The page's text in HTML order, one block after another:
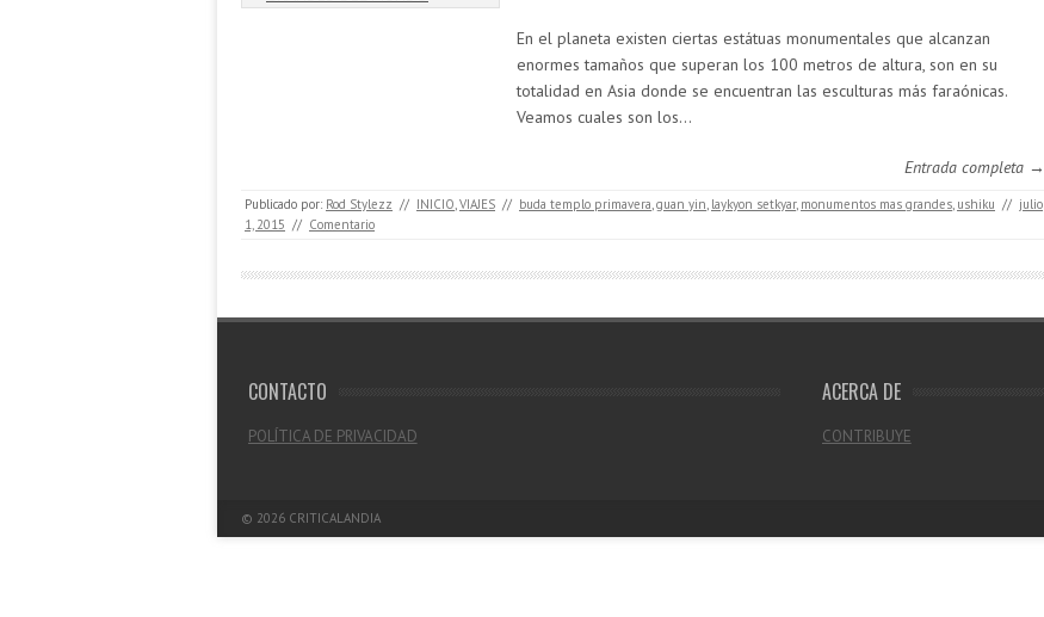
En el planeta existen ciertas estátuas monumentales que alcanzan
enormes tamaños que superan los 100 metros de altura, son en su
totalidad en Asia donde se encuentran las esculturas más faraónicas.
Veamos cuales son los…
Entrada completa →
Publicado por: Rod Stylezz // INICIO,VIAJES // buda templo primavera,guan yin, laykyon setkyar, monumentos mas grandes, ushiku // julio
1, 2015 // Comentario
CONTACTO
POLÍTICA DE PRIVACIDAD
ACERCA DE
CONTRIBUYE
© 2026 CRITICALANDIA